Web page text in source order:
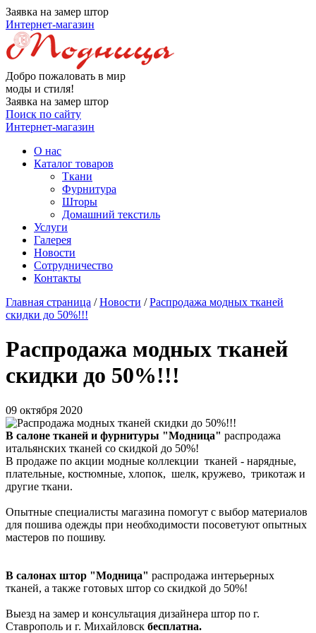
Заявка на замер штор
Интернет-магазин
Добро пожаловать в мир
моды и стиля!
Заявка на замер штор
Поиск по сайту
Интернет-магазин
О нас
Каталог товаров
Ткани
Фурнитура
Шторы
Домашний текстиль
Услуги
Галерея
Новости
Сотрудничество
Контакты
Главная страница /Новости /Распродажа модных тканей
скидки до 50%!!!
Распродажа модных тканей
скидки до 50%!!!
09 октября 2020
В салоне тканей и фурнитуры "Модница" распродажа
итальянских тканей со скидкой до 50%!
В продаже по акции модные коллекции тканей - нарядные,
плательные, костюмные, хлопок, шелк, кружево, трикотаж и
другие ткани.
Опытные специалисты магазина помогут с выбор материалов
для пошива одежды при необходимости посоветуют опытных
мастеров по пошиву.
В салонах штор "Модница" распродажа интерьерных
тканей, а также готовых штор со скидкой до 50%!
Выезд на замер и консультация дизайнера штор по г.
Ставрополь и г. Михайловск бесплатна.